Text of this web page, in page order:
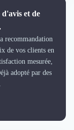
et de
recommandation
de vos clients en
mesurée,
adopté par des